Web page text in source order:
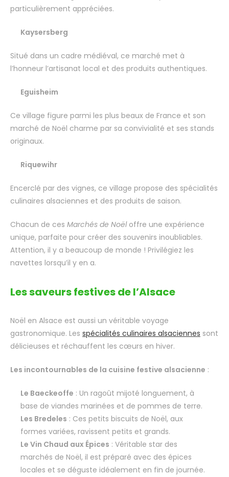
particulièrement appréciées.
Kaysersberg
Situé dans un cadre médiéval, ce marché met à
l’honneur l’artisanat local et des produits authentiques.
Eguisheim
Ce village figure parmi les plus beaux de France et son
marché de Noël charme par sa convivialité et ses stands
originaux.
Riquewihr
Encerclé par des vignes, ce village propose des spécialités
culinaires alsaciennes et des produits de saison.
Chacun de ces Marchés de Noëloffre une expérience
unique, parfaite pour créer des souvenirs inoubliables.
Attention, il y a beaucoup de monde ! Privilégiez les
navettes lorsqu’il y en a.
Les saveurs festives de l’Alsace
Noël en Alsace est aussi un véritable voyage
gastronomique. Les spécialités culinaires alsaciennes sont
délicieuses et réchauffent les cœurs en hiver.
Les incontournables de la cuisine festive alsacienne :
Le Baeckeoffe : Un ragoût mijoté longuement, à
base de viandes marinées et de pommes de terre.
Les Bredeles : Ces petits biscuits de Noël, aux
formes variées, ravissent petits et grands.
Le Vin Chaud aux Épices : Véritable star des
marchés de Noël, il est préparé avec des épices
locales et se déguste idéalement en fin de journée.